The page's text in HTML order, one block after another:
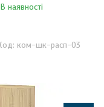
В наявності
ком-шк-расп-03